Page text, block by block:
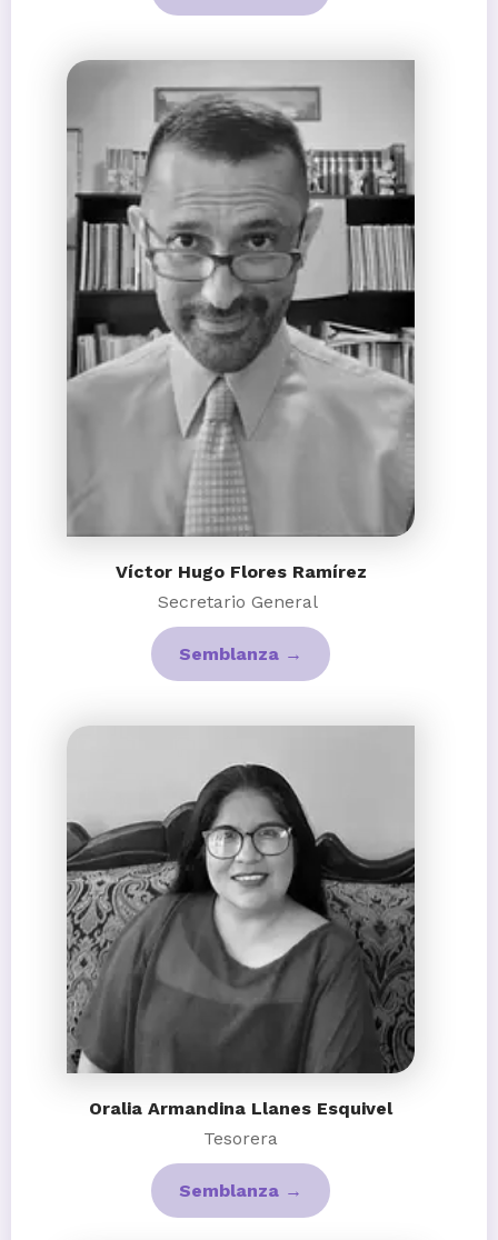
Víctor Hugo Flores Ramírez
Secretario General
Semblanza →
Oralia Armandina Llanes Esquivel
Tesorera
Semblanza →